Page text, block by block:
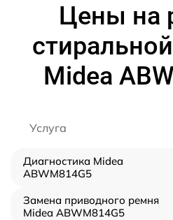
Цены на
Midea
Услуга
Диагностика Midea
ABWM814G5
Замена приводного ремня
Midea ABWM814G5